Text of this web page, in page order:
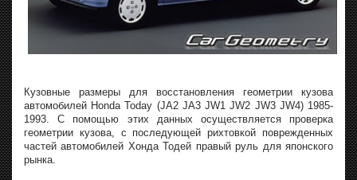
Кузовные размеры для восстановления геометрии кузова
автомобилей Honda Today (JA2 JA3 JW1 JW2 JW3 JW4) 1985-
1993. С помощью этих данных осуществляется проверка
геометрии кузова, с последующей рихтовкой поврежденных
частей автомобилей Хонда Тодей правый руль для японского
рынка.